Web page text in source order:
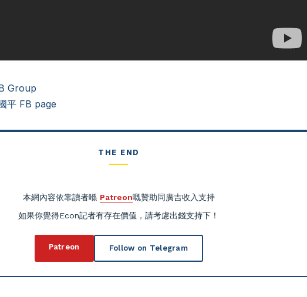
Group
平 FB page
THE END
本網內容依靠讀者喺 Patreon嘅贊助同廣吉收入支持
如果你覺得Econ記者有存在價值，請考慮出錢支持下！
Patreon Follow on Telegram